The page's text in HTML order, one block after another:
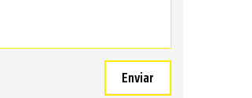
Enviar